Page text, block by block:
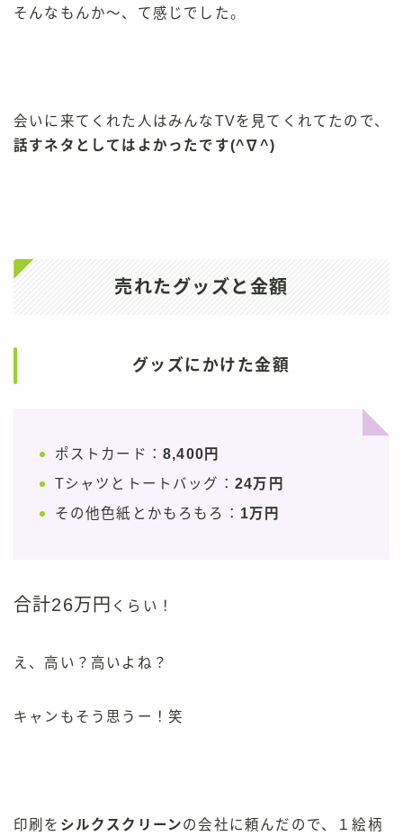
そんなもんか〜、て感じでした。
会いに来てくれた人はみんなTVを見てくれてたので、
話すネタとしてはよかったです(^∇^)
売れたグッズと金額
グッズにかけた金額
ポストカード： 8,400円
Tシャツとトートバッグ： 24万円
その他色紙とかもろもろ： 1万円
合計26万円 くらい！
え、高い？高いよね？
キャンもそう思うー！笑
印刷を シルクスクリーンの会社に頼んだので、１絵柄